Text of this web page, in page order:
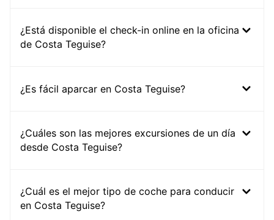
¿Está disponible el check-in online en la oficina
de Costa Teguise?
¿Es fácil aparcar en Costa Teguise?
¿Cuáles son las mejores excursiones de un día
desde Costa Teguise?
¿Cuál es el mejor tipo de coche para conducir
en Costa Teguise?